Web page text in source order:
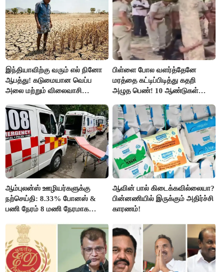
இந்தியாவிற்கு வரும் எல் நினோ
ஆபத்து! கடுமையான வெப்ப
அலை மற்றும் விலைவாசி
பிள்ளை போல வளர்த்தேனே
மரத்தை கட்டிப்பிடித்து கதறி
அழுத பெண்! 10 ஆண்டுகள்
வெட்டி சாய்ப்பு..!
ஆம்புலன்ஸ் ஊழியர்களுக்கு
நற்செய்தி: 8.33% போனஸ் &
பணி நேரம் 8 மணி நேரமாக
ஆவின் பால் கிடைக்கவில்லையா?
பின்னணியில் இருக்கும் அதிர்ச்சி
காரணம்!